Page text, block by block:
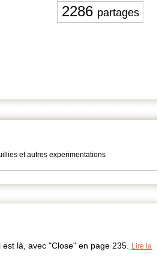
2286 partages
et autres experimentations
là, avec "Close" en page 235.
Lire la